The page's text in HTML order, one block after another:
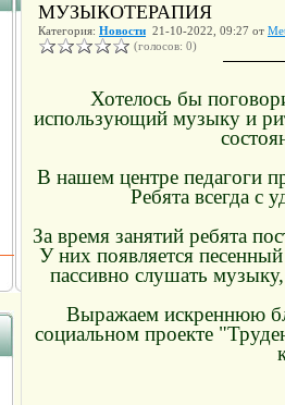
МУЗЫКОТЕРАПИЯ
Категория: Новости 21-10-2022, 09:27 от
(голосов: 0)
Хотелось бы
использующий музыку и
В нашем центре педагоги
Ребята всегда с
За время занятий ребята
У них появляется
пассивно слушать
Выражаем искреннюю
социальном проекте